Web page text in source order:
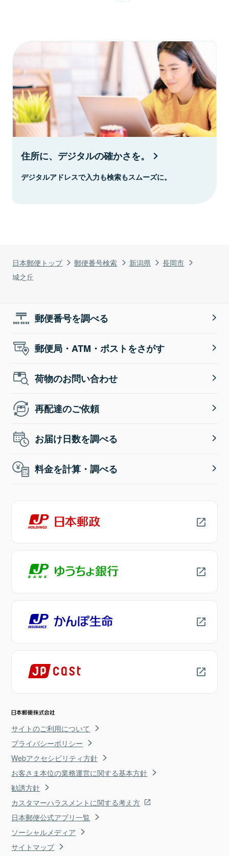
日本郵便トップ 郵便番号検索 新潟県
長岡市
城之丘
住所に、デジタルの確かさを。
デジタルアドレスで入力も検索もスムーズに。
郵便番号を調べる
郵便局・ATM・ポストをさがす
荷物のお問い合わせ
再配達のご依頼
お届け日数を調べる
料金を計算・調べる
サイトのご利用について
プライバシーポリシー
Webアクセシビリティ方針
お客さま本位の業務運営に関する基本方針
勧誘方針
カスタマーハラスメントに関する考え方
日本郵便公式アプリ一覧
ソーシャルメディア
サイトマップ